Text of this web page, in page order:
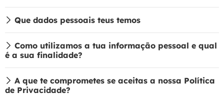
Que dados pessoais teus temos
Como utilizamos a tua informação pessoal e qual
é a sua finalidade?
A que te comprometes se aceitas a nossa Política
de Privacidade?